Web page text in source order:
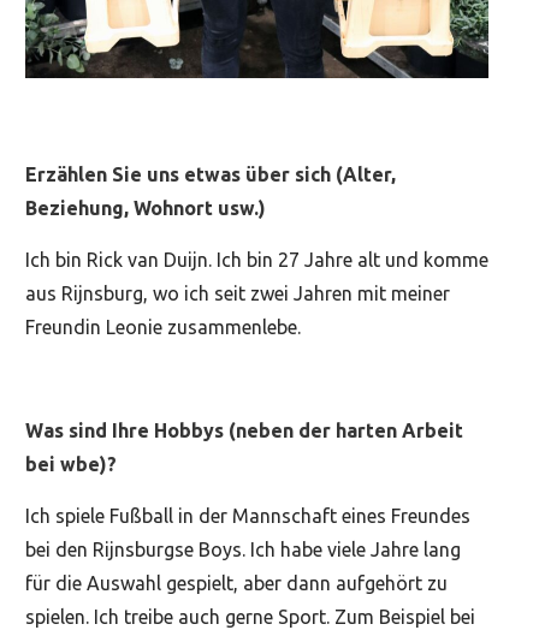
Erzählen Sie uns etwas über sich (Alter,
Beziehung, Wohnort usw.)
Ich bin Rick van Duijn. Ich bin 27 Jahre alt und komme
aus Rijnsburg, wo ich seit zwei Jahren mit meiner
Freundin Leonie zusammenlebe.
Was sind Ihre Hobbys (neben der harten Arbeit
bei wbe)?
Ich spiele Fußball in der Mannschaft eines Freundes
bei den Rijnsburgse Boys. Ich habe viele Jahre lang
für die Auswahl gespielt, aber dann aufgehört zu
spielen. Ich treibe auch gerne Sport. Zum Beispiel bei